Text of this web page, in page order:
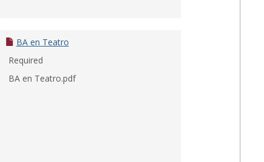
BA en Teatro
Required
BA en Teatro.pdf